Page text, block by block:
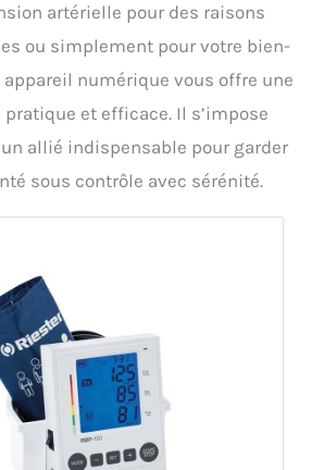
artérielle pour des raisons
ou simplement pour votre bien-
appareil numérique vous offre une
et efficace. Il s’impose
allié indispensable pour garder
sous contrôle avec sérénité.